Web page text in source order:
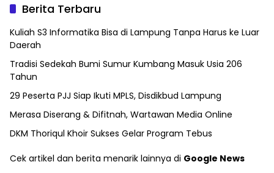
Berita Terbaru
Kuliah S3 Informatika Bisa di Lampung Tanpa Harus ke Luar
Daerah
Tradisi Sedekah Bumi Sumur Kumbang Masuk Usia 206
Tahun
29 Peserta PJJ Siap Ikuti MPLS, Disdikbud Lampung
Merasa Diserang & Difitnah, Wartawan Media Online
DKM Thoriqul Khoir Sukses Gelar Program Tebus
Cek artikel dan berita menarik lainnya di Google News